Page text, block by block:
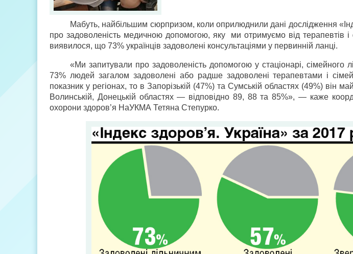
Мабуть, найбільшим сюрпризом, коли оприлюднили дані дослідження
про задоволеність медичною допомогою, яку ми отримуємо від терапевтів і
виявилося, що 73% українців задоволені консультаціями у первинній ланці.
«Ми запитували про задоволеність допомогою у стаціонарі, сімейного
73% людей загалом задоволені або радше задоволені терапевтами і
показник у регіонах, то в Запорізькій (47%) та Сумській областях (49%) він
Волинській, Донецькій областях — відповідно 89, 88 та 85%», — каже
охорони здоров’я НаУКМА Тетяна Степурко.